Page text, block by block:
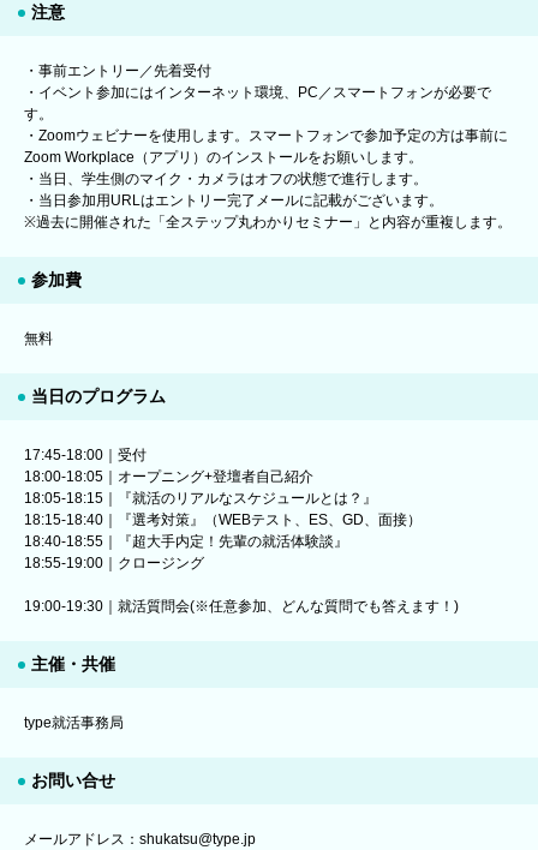
注意
・事前エントリー／先着受付
・イベント参加にはインターネット環境、PC／スマートフォンが必要で
す。
・Zoomウェビナーを使用します。スマートフォンで参加予定の方は事前に
Zoom Workplace（アプリ）のインストールをお願いします。
・当日、学生側のマイク・カメラはオフの状態で進行します。
・当日参加用URLはエントリー完了メールに記載がございます。
※過去に開催された「全ステップ丸わかりセミナー」と内容が重複します。
参加費
無料
当日のプログラム
17:45-18:00｜受付
18:00-18:05｜オープニング+登壇者自己紹介
18:05-18:15｜『就活のリアルなスケジュールとは？』
18:15-18:40｜『選考対策』（WEBテスト、ES、GD、面接）
18:40-18:55｜『超大手内定！先輩の就活体験談』
18:55-19:00｜クロージング
19:00-19:30｜就活質問会(※任意参加、どんな質問でも答えます！)
主催・共催
type就活事務局
お問い合せ
メールアドレス：shukatsu@type.jp